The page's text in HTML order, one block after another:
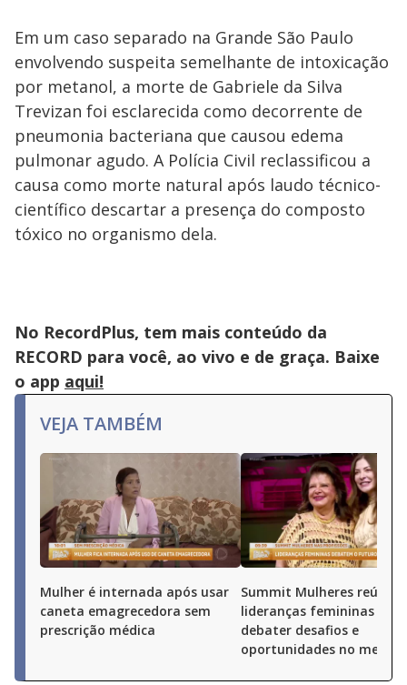
Em um caso separado na Grande São Paulo
envolvendo suspeita semelhante de intoxicação
por metanol, a morte de Gabriele da Silva
Trevizan foi esclarecida como decorrente de
pneumonia bacteriana que causou edema
pulmonar agudo. A Polícia Civil reclassificou a
causa como morte natural após laudo técnico-
científico descartar a presença do composto
tóxico no organismo dela.
No RecordPlus, tem mais conteúdo da
RECORD para você, ao vivo e de graça. Baixe
o app aqui!
VEJA TAMBÉM
Mulher é internada após usar
caneta emagrecedora sem
prescrição médica
Summit Mulheres reúne
lideranças femininas para
debater desafios e
oportunidades no